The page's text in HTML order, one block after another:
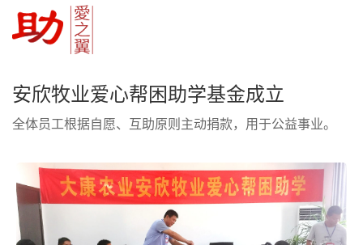
安欣牧业爱心帮困助学基金成立
全体员工根据自愿、互助原则主动捐款，用于公益事业。